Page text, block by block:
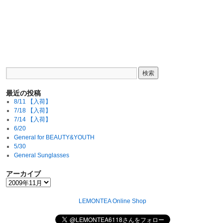
最近の投稿
8/11 【入荷】
7/18 【入荷】
7/14 【入荷】
6/20
General for BEAUTY&YOUTH
5/30
General Sunglasses
アーカイブ
LEMONTEA Online Shop